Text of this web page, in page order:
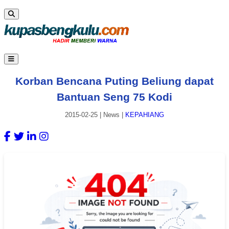
Korban Bencana Puting Beliung dapat
Bantuan Seng 75 Kodi
2015-02-25 News KEPAHIANG